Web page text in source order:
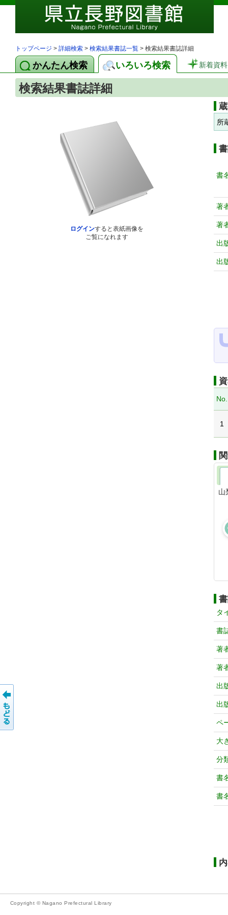
トップページ > 詳細検索 > 検索結果書誌一覧 > 検索結果書誌詳細
かんたん検索 いろいろ検索 新着資料
検索結果書誌詳細
ログインすると表紙画像を
ご覧になれます
所
書
著
著
出
出
No.
1
山
タ
書
著
著
出
出
ペ
大
分
書
書
Copyright © Nagano Prefectural Library